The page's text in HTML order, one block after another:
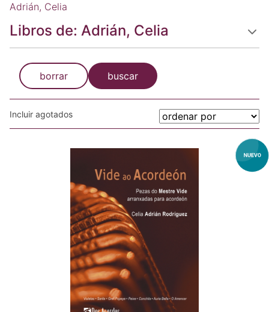
Adrián, Celia
Libros de: Adrián, Celia
borrar buscar
Incluir agotados